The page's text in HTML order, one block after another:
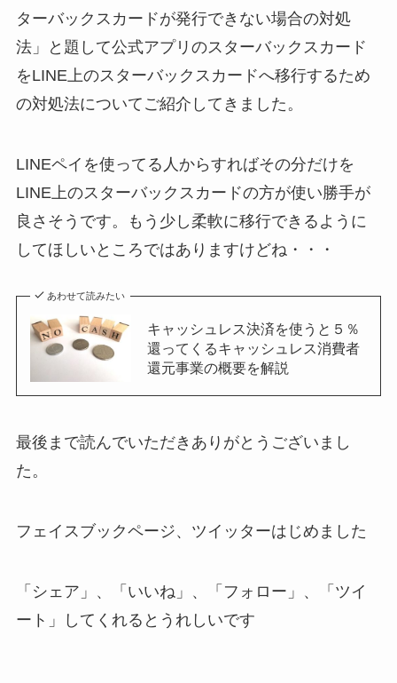
ターバックスカードが発行できない場合の対処
法」と題して公式アプリのスターバックスカード
をLINE上のスターバックスカードへ移行するため
の対処法についてご紹介してきました。
LINEペイを使ってる人からすればその分だけを
LINE上のスターバックスカードの方が使い勝手が
良さそうです。もう少し柔軟に移行できるように
してほしいところではありますけどね・・・
あわせて読みたい
キャッシュレス決済を使うと５％
還ってくるキャッシュレス消費者
還元事業の概要を解説
最後まで読んでいただきありがとうございまし
た。
フェイスブックページ、ツイッターはじめました
「シェア」、「いいね」、「フォロー」、「ツイ
ート」してくれるとうれしいです